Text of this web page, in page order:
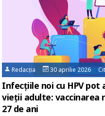
Redacția 30 aprilie 2026
Infecțiile noi cu HPV
vieții adulte: vaccinarea
27 de ani